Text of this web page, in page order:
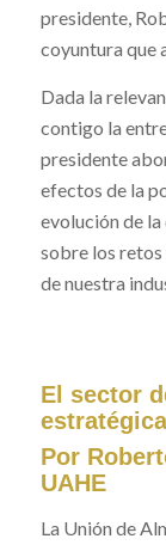
presidente,
coyuntura que
Dada la
contigo la
presidente
efectos de la
evolución de
sobre los
de nuestra
El sector
Por
UAHE
La Unión de